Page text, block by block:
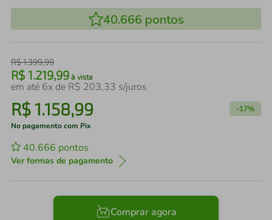
40.666 pontos
R$1.399,99
R$ 1.219,99 à vista
em até 6x de R$ 203,33 s/juros
R$1.158,99 -17%
No pagamento com Pix
40.666 pontos
Ver formas de pagamento
Comprar agora